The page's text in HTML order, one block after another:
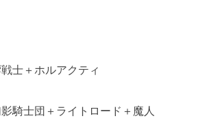
士＋ホルアクティ
騎士団＋ライトロード＋魔人